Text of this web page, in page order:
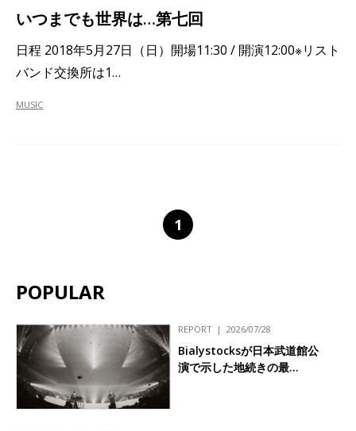
いつまでも世界は…第七回
日程 2018年5月27日（日）開場11:30 / 開演12:00※リスト
バンド交換所は1…
MUSIC
1
POPULAR
REPORT 2026/07/28
Bialystocksが日本武道館公
演で示した地続きの最…